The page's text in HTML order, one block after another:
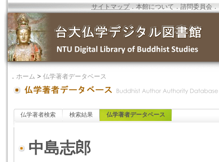
サイトマップ．本館について ．諮問委員会 ．
． ホーム > 仏学著者データベース
仏学著者検索 検索結果 仏学著者データベース
中島志郎